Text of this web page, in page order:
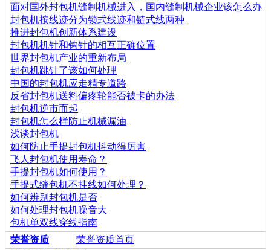
面对国外封包机缝制机械进入，国内缝制机械企业该怎么办
封包机按线迹分为锁式线迹和链式线两种
推进封包机创新体系建设
封包机机针和钩针的相互正确位置
世界封包机产业的重新布局
封包机跳针了该如何处理
中国的封包机应走精专道路
反省封包机送料偏疼轮能否被卡的办法
封包机逆市而起
封包机怎么样防止机械漏油
浅谈封包机
如何防止手提封包机抖动得厉害
飞人封包机使用寿命？
手提封包机如何使用？
手提式缝包机不挂线如何处理？
如何辨别封包机是否
如何处理封包机噪音大
包机单双线穿线指南
荣誉资质
荣誉资质首页